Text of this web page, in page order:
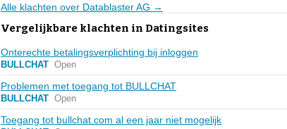
Alle klachten over Datablaster AG →
Vergelijkbare klachten in Datingsites
Onterechte betalingsverplichting bij inloggen
BULLCHAT Open
Problemen met toegang tot BULLCHAT
BULLCHAT Open
Toegang tot bullchat.com al een jaar niet mogelijk